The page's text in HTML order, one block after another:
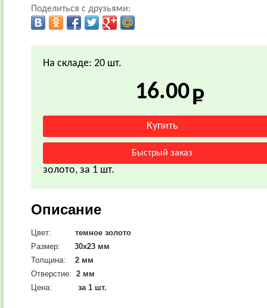
Поделиться с друзьями:
На складе: 20 шт.
16.00
золото, за 1 шт.
Описание
Цвет: темное золото
Размер:
30х23 мм
Толщина:
2 мм
Отверстие: 2 мм
Цена:
за 1 шт.